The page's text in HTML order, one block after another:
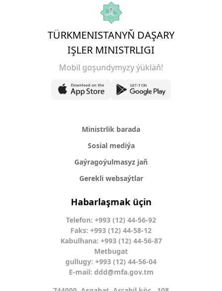
TÜRKMENISTANYŇ DAŞARY
IŞLER MINISTRLIGI
Mobil goşundymyzy ýükläň!
Ministrlik barada
Sosial mediýa
Gaýragoýulmasyz jaň
Gerekli websaýtlar
Habarlaşmak üçin
Telefon: +993 (12) 44-56-92
Faks: +993 (12) 44-58-12
Kabulhana: +993 (12) 44-56-87
Metbugat
gullugy: +993 (12) 44-56-04
E-mail: ddd@mfa.gov.tm